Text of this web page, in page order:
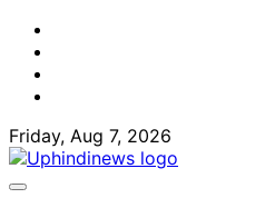
Skip
content
Friday, Aug 7, 2026